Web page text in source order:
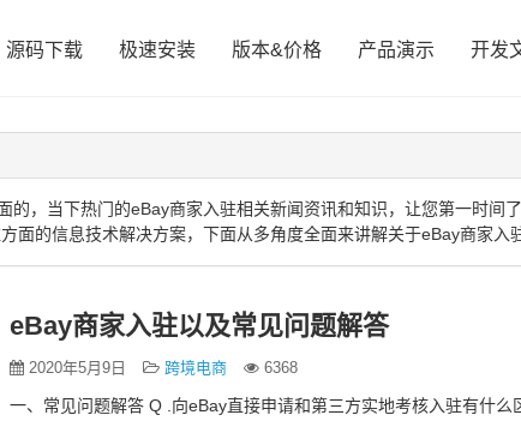
源码下载 极速安装 版本&价格 产品演示 开发
的，当下热门的eBay商家入驻相关新闻资讯和知识，让您第一时间
面的信息技术解决方案，下面从多角度全面来讲解关于eBay商家入
eBay商家入驻以及常见问题解答
2020年5月9日 跨境电商 6368
一、常见问题解答 Q .向eBay直接申请和第三方实地考核入驻有什